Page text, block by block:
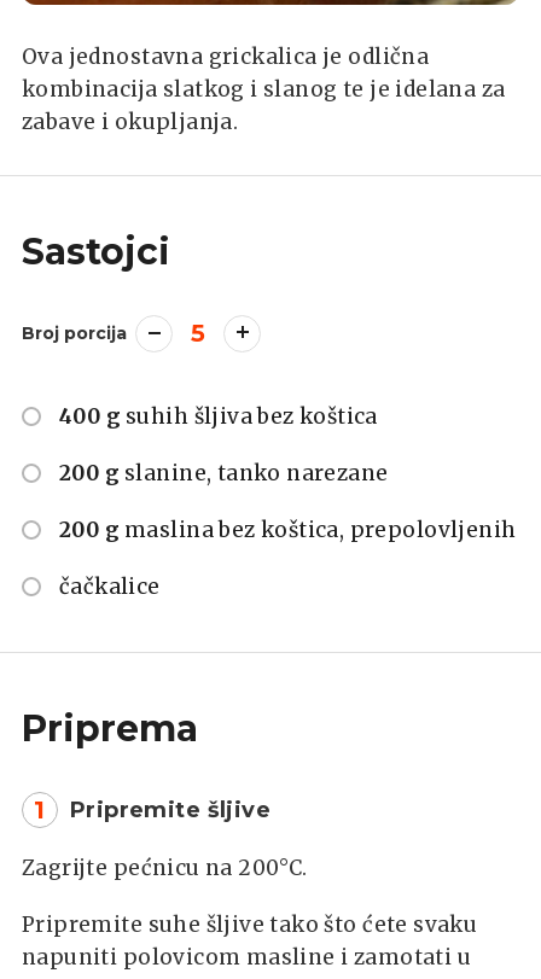
Ova jednostavna grickalica je odlična
kombinacija slatkog i slanog te je idelana za
zabave i okupljanja.
Sastojci
Broj porcija 5
400 g suhih šljiva bez koštica
200 g slanine, tanko narezane
200 g maslina bez koštica, prepolovljenih
čačkalice
Priprema
1 Pripremite šljive
Zagrijte pećnicu na 200°C.
Pripremite suhe šljive tako što ćete svaku
napuniti polovicom masline i zamotati u